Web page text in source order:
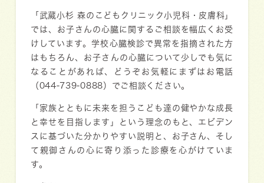
「武蔵小杉 森のこどもクリニック小児科・皮膚科」
では、お子さんの心臓に関するご相談を幅広くお受
けしています。学校心臓検診で異常を指摘された方
はもちろん、お子さんの心臓について少しでも気に
なることがあれば、どうぞお気軽にまずはお電話
（044-739-0888）でご相談ください。
「家族とともに未来を担うこども達の健やかな成長
と幸せを目指します」という理念のもと、エビデン
スに基づいた分かりやすい説明と、お子さん、そし
て親御さんの心に寄り添った診療を心がけていま
す。